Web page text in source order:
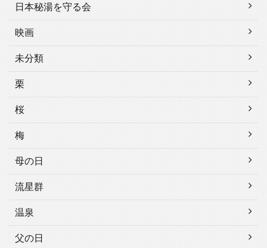
日本秘湯を守る会
映画
未分類
栗
桜
梅
母の日
流星群
温泉
父の日